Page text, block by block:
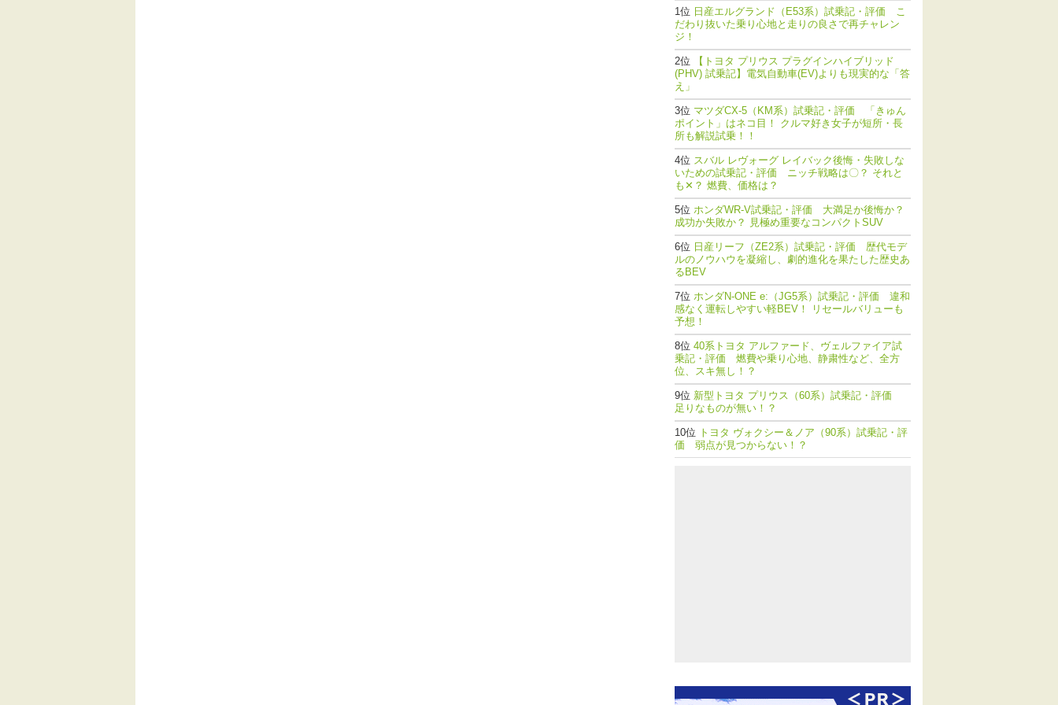
日産エルグランド（E53系）試乗記・評価 こ
だわり抜いた乗り心地と走りの良さで再チャレン
ジ！
【トヨタ プリウス プラグインハイブリッド
(PHV) 試乗記】電気自動車(EV)よりも現実的な「答
え」
マツダCX-5（KM系）試乗記・評価 「きゅん
ポイント」はネコ目！ クルマ好き女子が短所・長
所も解説試乗！！
スバル レヴォーグ レイバック後悔・失敗しな
いための試乗記・評価 ニッチ戦略は〇？ それと
も✕？ 燃費、価格は？
ホンダWR-V試乗記・評価 大満足か後悔か？
成功か失敗か？ 見極め重要なコンパクトSUV
日産リーフ（ZE2系）試乗記・評価 歴代モデ
ルのノウハウを凝縮し、劇的進化を果たした歴史あ
るBEV
ホンダN-ONE e:（JG5系）試乗記・評価 違和
感なく運転しやすい軽BEV！ リセールバリューも
予想！
40系トヨタ アルファード、ヴェルファイア試
乗記・評価 燃費や乗り心地、静粛性など、全方
位、スキ無し！？
新型トヨタ プリウス（60系）試乗記・評価
足りなものが無い！？
トヨタ ヴォクシー＆ノア（90系）試乗記・評
価 弱点が見つからない！？